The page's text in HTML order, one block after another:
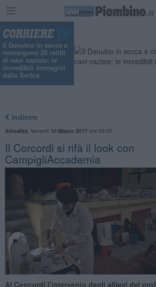
Il Danubio in secca e
riemergono 20 relitti
di navi naziste: le
incredibili immagini
dalla Serbia
Indietro
Attualità Venerdì 10 Marzo 2017ore 09:00
Il Corcordi si rifà il look con
CampigliAccademia
Al Concordi l’intervento degli allievi del